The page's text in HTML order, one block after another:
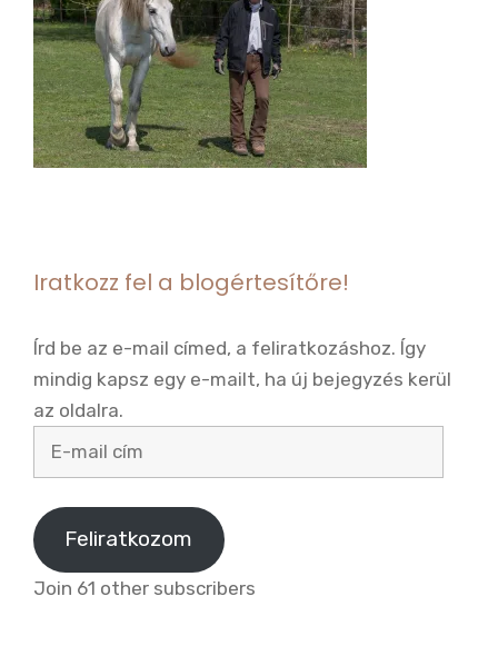
Iratkozz fel a blogértesítőre!
Írd be az e-mail címed, a feliratkozáshoz. Így
mindig kapsz egy e-mailt, ha új bejegyzés kerül
az oldalra.
mail
cím
Feliratkozom
Join 61 other subscribers